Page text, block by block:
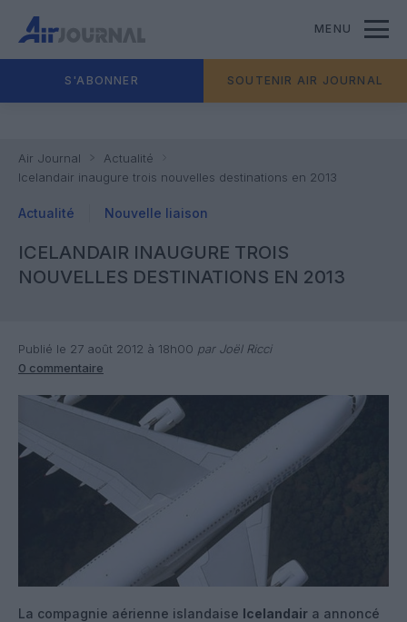
MENU
S'ABONNER SOUTENIR AIR JOURNAL
Air Journal
Actualité
Icelandair inaugure trois nouvelles destinations en 2013
Actualité Nouvelle liaison
ICELANDAIR INAUGURE TROIS
NOUVELLES DESTINATIONS EN 2013
Publié le 27 août 2012 à 18h00 par Joël Ricci
0 commentaire
La compagnie aérienne islandaise Icelandair a annoncé